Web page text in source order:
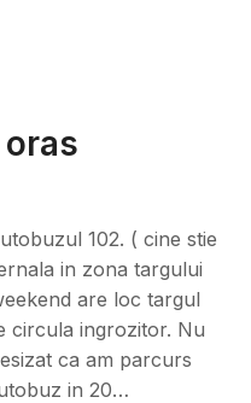
102. ( cine stie
in zona targului
are loc targul
circula ingrozitor. Nu
ca am parcurs
in 20…